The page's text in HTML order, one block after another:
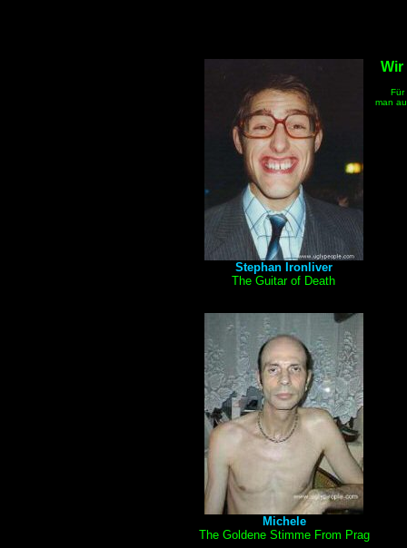
Stephan Ironliver
The Guitar of Death
Michele
The Goldene Stimme From Prag
Für
man